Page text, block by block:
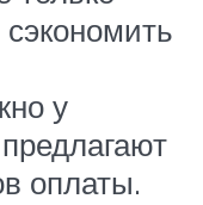
у
оплаты.